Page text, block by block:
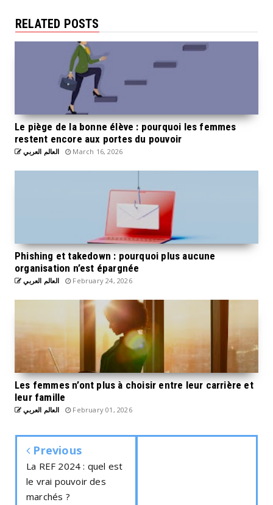
RELATED POSTS
Le piège de la bonne élève : pourquoi les femmes
restent encore aux portes du pouvoir
العالم العربي March 16, 2026
Phishing et takedown : pourquoi plus aucune
organisation n’est épargnée
العالم العربي February 24, 2026
Les femmes n’ont plus à choisir entre leur carrière et
leur famille
العالم العربي February 01, 2026
Previous
La REF 2024 : quel est
le vrai pouvoir des
marchés ?